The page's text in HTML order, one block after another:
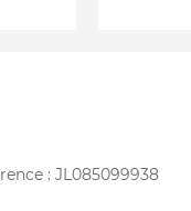
: JL085099938